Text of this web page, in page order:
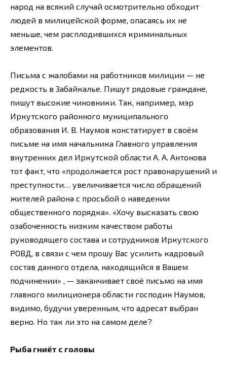
народ на всякий случай осмотрительно обходит
людей в милицейской форме, опасаясь их не
меньше, чем расплодившихся криминальных
элементов.
Письма с жалобами на работников милиции — не
редкость в Забайкалье. Пишут рядовые граждане,
пишут высокие чиновники. Так, например, мэр
Иркутского районного муниципального
образования И. В. Наумов констатирует в своём
письме на имя начальника Главного управления
внутренних дел Иркутской области А. А. Антонова
тот факт, что «продолжается рост правонарушений и
преступности… увеличивается число обращений
жителей района с просьбой о наведении
общественного порядка». «Хочу высказать свою
озабоченность низким качеством работы
руководящего состава и сотрудников Иркутского
РОВД, в связи с чем прошу Вас усилить кадровый
состав данного отдела, находящийся в Вашем
подчинении» , — заканчивает своё письмо на имя
главного милиционера области господин Наумов,
видимо, будучи уверенным, что адресат выбран
верно. Но так ли это на самом деле?
Рыба гниёт с головы